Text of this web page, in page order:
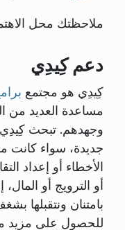
ملاحظتك محل
دعم كِيدِي
كِيدِي هو مجتمع
مساعدة العديد من
وجهدهم. تبحث
جديدة، سواء كانت
الأخطاء أو إعداد
أو الترويج أو
بامتنان ونتقبلها
للحصول على مزيد